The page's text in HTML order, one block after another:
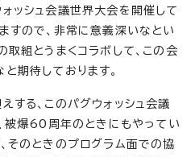
ッシュ会議世界大会を開催して
すので、非常に意義深いなとい
取組とうまくコラボして、この会
期待しております。
する、このパグウォッシュ会議
被爆60周年のときにもやってい
そのときのプログラム面での協